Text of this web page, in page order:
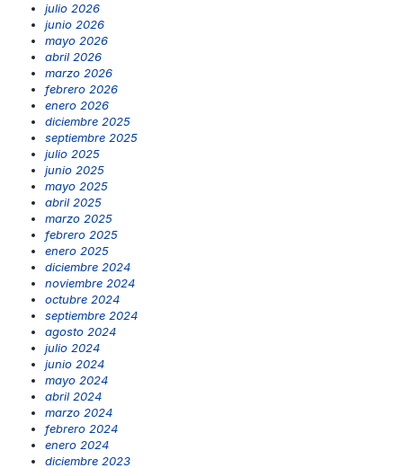
julio 2026
junio 2026
mayo 2026
abril 2026
marzo 2026
febrero 2026
enero 2026
diciembre 2025
septiembre 2025
julio 2025
junio 2025
mayo 2025
abril 2025
marzo 2025
febrero 2025
enero 2025
diciembre 2024
noviembre 2024
octubre 2024
septiembre 2024
agosto 2024
julio 2024
junio 2024
mayo 2024
abril 2024
marzo 2024
febrero 2024
enero 2024
diciembre 2023